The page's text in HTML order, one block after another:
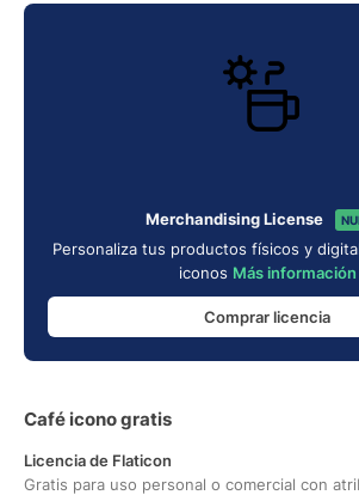
Merchandising License
Personaliza tus productos físicos y
iconos Más información
Comprar licencia
Café icono gratis
Licencia de Flaticon
Gratis para uso personal o comercial con